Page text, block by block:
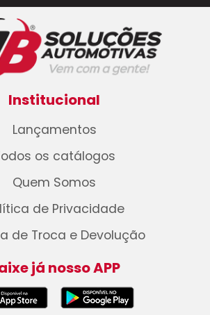
Institucional
Lançamentos
os catálogos
Quem Somos
de Privacidade
de Troca e Devolução
já nosso APP